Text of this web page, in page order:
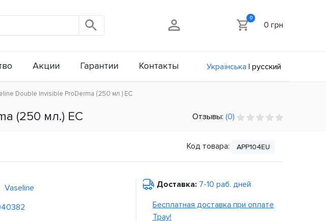
0
0 грн
Акции Гарантии Контакты Українська | русский
Double Invisible ProDerma (250 мл.) ЕС
(250 мл.) ЕС Отзывы: (0)
Код товара: APP104EU
Vaseline
Доставка: 7-10 раб. дней
Бесплатная доставка при оплате
Tpay!